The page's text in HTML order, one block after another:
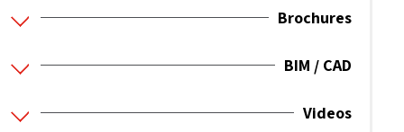
Brochures
BIM / CAD
Videos